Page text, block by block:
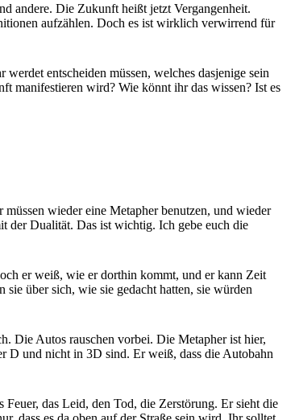
andere. Die Zukunft heißt jetzt Vergangenheit.
aufzählen. Doch es ist wirklich verwirrend für
entscheiden müssen, welches dasjenige sein
manifestieren wird? Wie könnt ihr das wissen? Ist es
wieder eine Metapher benutzen, und wieder
der Dualität. Das ist wichtig. Ich gebe euch die
er weiß, wie er dorthin kommt, und er kann Zeit
über sich, wie sie gedacht hatten, sie würden
Die Autos rauschen vorbei. Die Metapher ist hier,
D und nicht in 3D sind. Er weiß, dass die Autobahn
das Leid, den Tod, die Zerstörung. Er sieht die